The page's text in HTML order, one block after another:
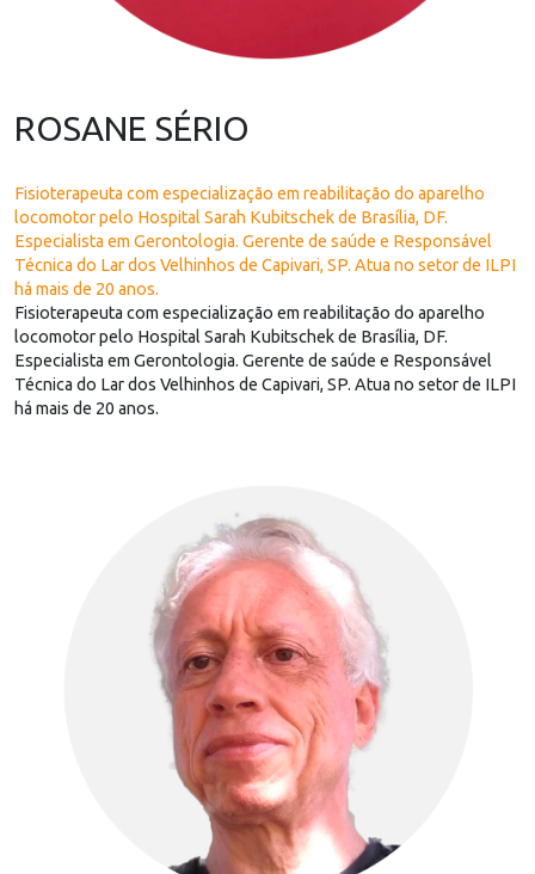
ROSANE SÉRIO
Fisioterapeuta com especialização em reabilitação do aparelho
locomotor pelo Hospital Sarah Kubitschek de Brasília, DF.
Especialista em Gerontologia. Gerente de saúde e Responsável
Técnica do Lar dos Velhinhos de Capivari, SP. Atua no setor de ILPI
há mais de 20 anos.
Fisioterapeuta com especialização em reabilitação do aparelho
locomotor pelo Hospital Sarah Kubitschek de Brasília, DF.
Especialista em Gerontologia. Gerente de saúde e Responsável
Técnica do Lar dos Velhinhos de Capivari, SP. Atua no setor de ILPI
há mais de 20 anos.